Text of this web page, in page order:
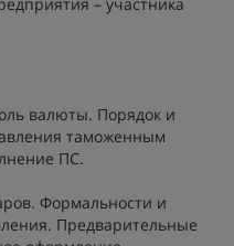
валюты. Порядок и
таможенным
ПС.
Формальности и
Предварительные